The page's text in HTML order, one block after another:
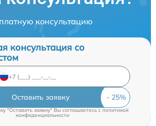
консультацию
консультация со
Оставить заявку
"Оставить заявку" Вы соглашаетесь c политикой
конфиденциальности